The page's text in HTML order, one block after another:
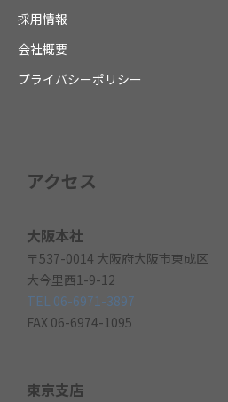
採用情報
会社概要
プライバシーポリシー
アクセス
大阪本社
〒537-0014 大阪府大阪市東成区
大今里西1-9-12
TEL 06-6971-3897
FAX 06-6974-1095
東京支店